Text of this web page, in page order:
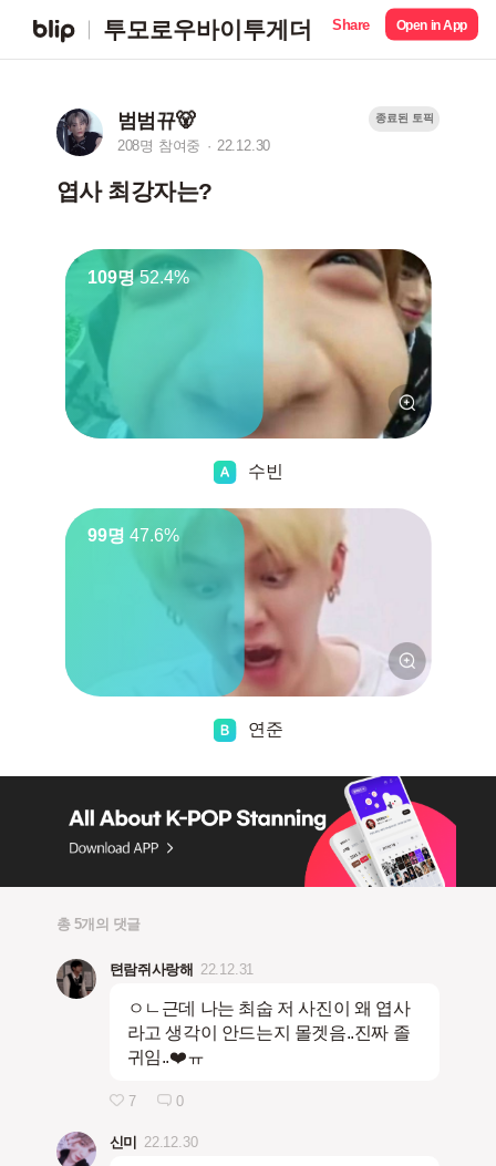
투모로우바이투게더 Share Open in App
범범뀨🐻
208명 참여중 22.12.30
종료된 토픽
엽사 최강자는?
109명 52.4%
수빈
99명 47.6%
연준
총 5개의 댓글
텬람쥐사랑해 22.12.31
ㅇㄴ근데 나는 최숩 저 사진이 왜 엽사
라고 생각이 안드는지 몰겟음..진짜 졸
귀임..❤️ㅠ
7 0
신미 22.12.30